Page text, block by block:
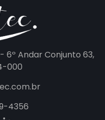
6º Andar Conjunto 63,
000
4356